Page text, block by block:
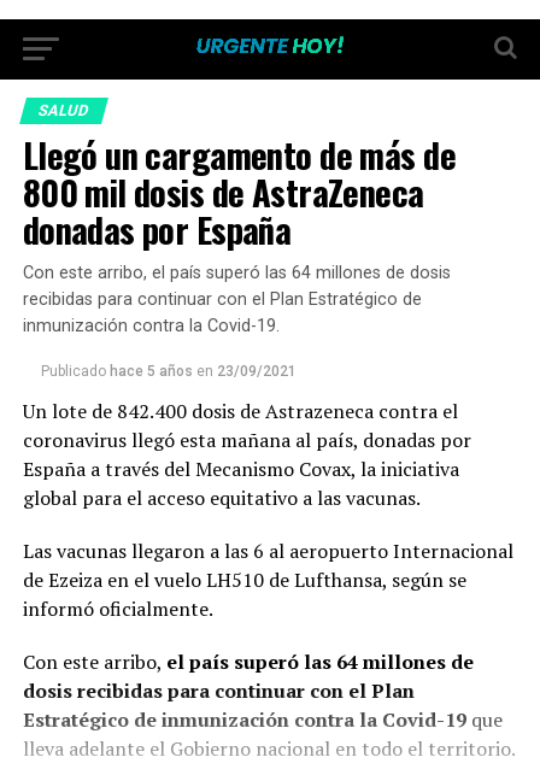
SALUD
Llegó un cargamento de más de
800 mil dosis de AstraZeneca
donadas por España
Con este arribo, el país superó las 64 millones de dosis
recibidas para continuar con el Plan Estratégico de
inmunización contra la Covid-19.
Publicado hace 5 años en 23/09/2021
Un lote de 842.400 dosis de Astrazeneca contra el
coronavirus llegó esta mañana al país, donadas por
España a través del Mecanismo Covax, la iniciativa
global para el acceso equitativo a las vacunas.
Las vacunas llegaron a las 6 al aeropuerto Internacional
de Ezeiza en el vuelo LH510 de Lufthansa, según se
informó oficialmente.
Con este arribo, el país superó las 64 millones de
dosis recibidas para continuar con el Plan
Estratégico de inmunización contra la Covid-19que
lleva adelante el Gobierno nacional en todo el territorio.